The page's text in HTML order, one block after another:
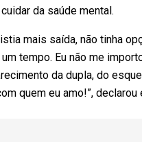
da saúde mental.
mais saída, não tinha
um tempo. Eu não me
da dupla, do
quem eu amo!”, declarou